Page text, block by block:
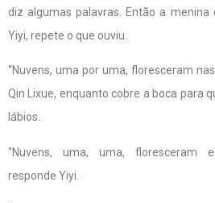
diz algumas palavras. Então a menina
Yiyi, repete o que ouviu.
“Nuvens, uma por uma, floresceram
Qin Lixue, enquanto cobre a boca para
lábios.
“Nuvens, uma, uma, floresceram
responde Yiyi.